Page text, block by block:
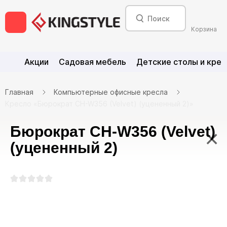
Корзина
Акции Садовая мебель Детские столы и
Главная
Компьютерные офисные кресла
Бюрократ CH-W356 (Velvet)
(уцененный 2)
×